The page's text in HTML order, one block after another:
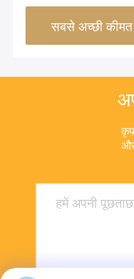
सबसे अच्छी कीमत